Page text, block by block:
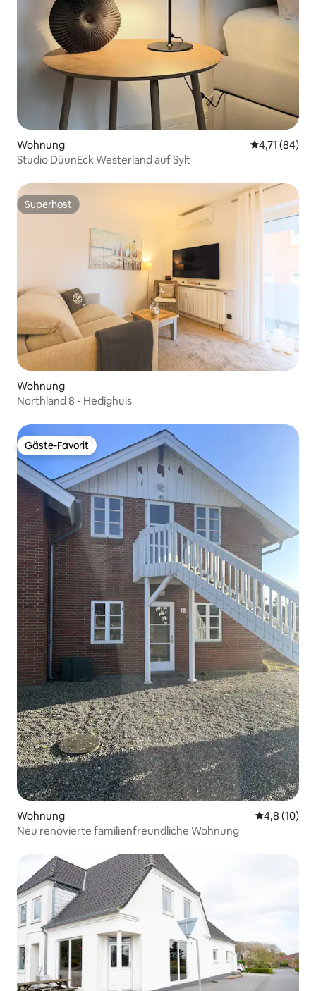
Wohnung
4,71 (84)
Studio DüünEck Westerland auf Sylt
Superhost
Superhost
Wohnung
Northland 8 - Hedighuis
Gäste-Favorit
Gäste-Favorit
Wohnung
4,8 (10)
Neu renovierte familienfreundliche Wohnung